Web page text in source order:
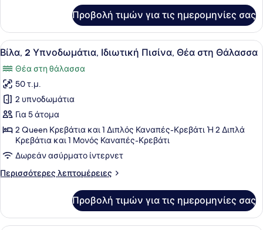
Θάλασσα
1
Υπνοδωμάτιο,
Ιδιωτική
Θέα
στη
Θάλασσα
Προβολή τιμών για τις ημερομηνίες σας
Προβολή
όλων
των
φωτογραφιών
για
Βίλα,
2
Υπνοδωμάτια,
Ιδιωτική
Πισίνα,
Θέα
Θάλασσα
Ένας χώρος πισίνας στην
17
Βίλα, 2 Υπνοδωμάτια, Ιδιωτική Πισίνα, Θέα στη Θάλασσα
Θέα στη θάλασσα
50 τ.μ.
2 υπνοδωμάτια
Για 5 άτομα
2 Queen Κρεβάτια και 1 Διπλός Καναπές-Κρεβάτι Ή 2 Διπλά
Κρεβάτια και 1 Μονός Καναπές-Κρεβάτι
Δωρεάν ασύρματο ίντερνετ
Περισσότερες λεπτομέρειες
Περισσότερες
2
Υπνοδωμάτια,
Προβολή τιμών για τις ημερομηνίες σας